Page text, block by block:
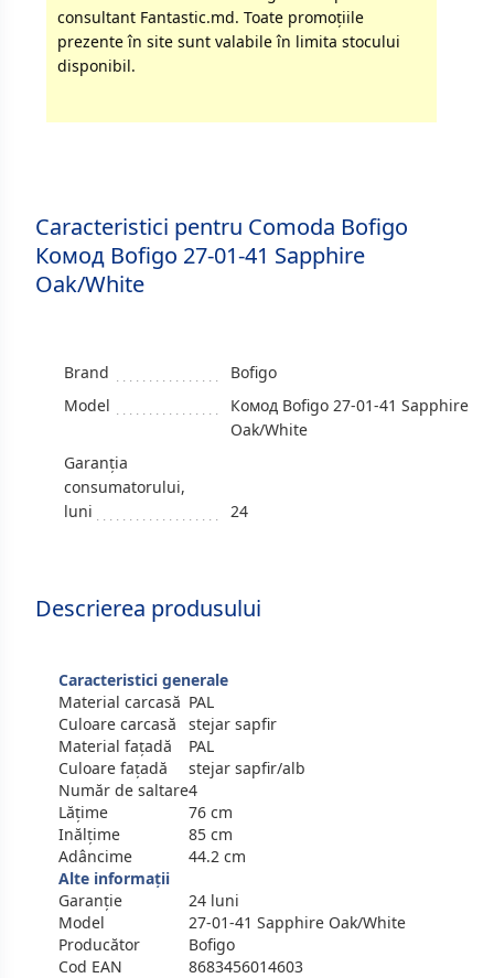
consultant Fantastic.md. Toate promoţiile
prezente în site sunt valabile în limita stocului
disponibil.
Caracteristici pentru Comoda Bofigo
Комод Bofigo 27-01-41 Sapphire
Oak/White
Brand
Bofigo
Model
Комод Bofigo 27-01-41 Sapphire
Oak/White
Garanția
consumatorului,
luni
24
Descrierea produsului
Caracteristici generale
Material carcasă PAL
Culoare carcasă
stejar sapfir
Material fațadă
PAL
Culoare fațadă
stejar sapfir/alb
Număr de saltare4
Lățime
76 cm
Inălțime
85 cm
Adâncime
44.2 cm
Alte informații
Garanție
24 luni
Model
27-01-41 Sapphire Oak/White
Producător
Bofigo
Cod EAN
8683456014603